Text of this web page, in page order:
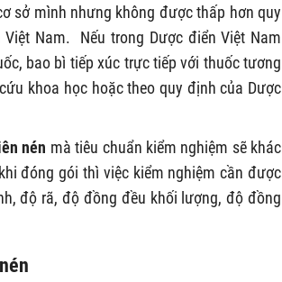
sở mình nhưng không được thấp hơn quy
Nam. Nếu trong Dược điển Việt Nam
bao bì tiếp xúc trực tiếp với thuốc tương
khoa học hoặc theo quy định của Dược
nén mà tiêu chuẩn kiểm nghiệm sẽ khác
đóng gói thì việc kiểm nghiệm cần được
độ rã, độ đồng đều khối lượng, độ đồng